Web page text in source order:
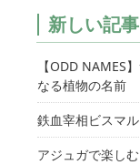
新しい記事
【ODD NAMES
なる植物の名前
鉄血宰相ビスマ
アジュガで楽し